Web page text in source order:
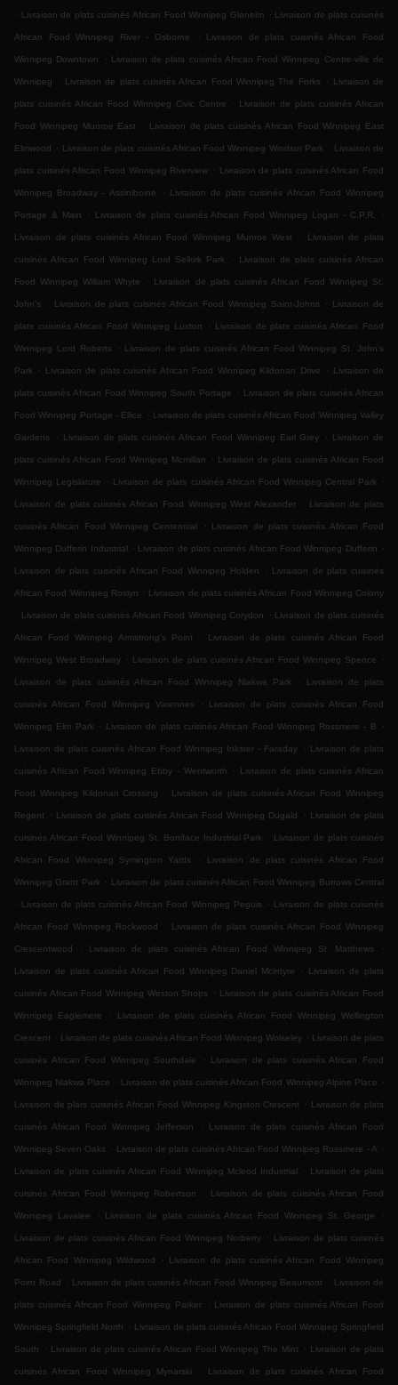
. Livraison de plats cuisinés African Food Winnipeg Glenelm . Livraison de plats cuisinés
African Food Winnipeg River - Osborne . Livraison de plats cuisinés African Food
Winnipeg Downtown . Livraison de plats cuisinés African Food Winnipeg Centre-ville de
Winnipeg . Livraison de plats cuisinés African Food Winnipeg The Forks . Livraison de
plats cuisinés African Food Winnipeg Civic Centre . Livraison de plats cuisinés African
Food Winnipeg Munroe East . Livraison de plats cuisinés African Food Winnipeg East
Elmwood . Livraison de plats cuisinés African Food Winnipeg Windsor Park . Livraison de
plats cuisinés African Food Winnipeg Riverview . Livraison de plats cuisinés African Food
Winnipeg Broadway - Assiniboine . Livraison de plats cuisinés African Food Winnipeg
Portage & Main . Livraison de plats cuisinés African Food Winnipeg Logan - C.P.R. .
Livraison de plats cuisinés African Food Winnipeg Munroe West . Livraison de plats
cuisinés African Food Winnipeg Lord Selkirk Park . Livraison de plats cuisinés African
Food Winnipeg William Whyte . Livraison de plats cuisinés African Food Winnipeg St.
John's . Livraison de plats cuisinés African Food Winnipeg Saint-Johns . Livraison de
plats cuisinés African Food Winnipeg Luxton . Livraison de plats cuisinés African Food
Winnipeg Lord Roberts . Livraison de plats cuisinés African Food Winnipeg St. John's
Park . Livraison de plats cuisinés African Food Winnipeg Kildonan Drive . Livraison de
plats cuisinés African Food Winnipeg South Portage . Livraison de plats cuisinés African
Food Winnipeg Portage - Ellice . Livraison de plats cuisinés African Food Winnipeg Valley
Gardens . Livraison de plats cuisinés African Food Winnipeg Earl Grey . Livraison de
plats cuisinés African Food Winnipeg Mcmillan . Livraison de plats cuisinés African Food
Winnipeg Legislature . Livraison de plats cuisinés African Food Winnipeg Central Park .
Livraison de plats cuisinés African Food Winnipeg West Alexander . Livraison de plats
cuisinés African Food Winnipeg Centennial . Livraison de plats cuisinés African Food
Winnipeg Dufferin Industrial . Livraison de plats cuisinés African Food Winnipeg Dufferin .
Livraison de plats cuisinés African Food Winnipeg Holden . Livraison de plats cuisinés
African Food Winnipeg Roslyn . Livraison de plats cuisinés African Food Winnipeg Colony
. Livraison de plats cuisinés African Food Winnipeg Corydon . Livraison de plats cuisinés
African Food Winnipeg Armstrong's Point . Livraison de plats cuisinés African Food
Winnipeg West Broadway . Livraison de plats cuisinés African Food Winnipeg Spence .
Livraison de plats cuisinés African Food Winnipeg Niakwa Park . Livraison de plats
cuisinés African Food Winnipeg Varennes . Livraison de plats cuisinés African Food
Winnipeg Elm Park . Livraison de plats cuisinés African Food Winnipeg Rossmere - B .
Livraison de plats cuisinés African Food Winnipeg Inkster - Faraday . Livraison de plats
cuisinés African Food Winnipeg Ebby - Wentworth . Livraison de plats cuisinés African
Food Winnipeg Kildonan Crossing . Livraison de plats cuisinés African Food Winnipeg
Regent . Livraison de plats cuisinés African Food Winnipeg Dugald . Livraison de plats
cuisinés African Food Winnipeg St. Boniface Industrial Park . Livraison de plats cuisinés
African Food Winnipeg Symington Yards . Livraison de plats cuisinés African Food
Winnipeg Grant Park . Livraison de plats cuisinés African Food Winnipeg Burrows Central
. Livraison de plats cuisinés African Food Winnipeg Peguis . Livraison de plats cuisinés
African Food Winnipeg Rockwood . Livraison de plats cuisinés African Food Winnipeg
Crescentwood . Livraison de plats cuisinés African Food Winnipeg St. Matthews .
Livraison de plats cuisinés African Food Winnipeg Daniel Mcintyre . Livraison de plats
cuisinés African Food Winnipeg Weston Shops . Livraison de plats cuisinés African Food
Winnipeg Eaglemere . Livraison de plats cuisinés African Food Winnipeg Wellington
Crescent . Livraison de plats cuisinés African Food Winnipeg Wolseley . Livraison de plats
cuisinés African Food Winnipeg Southdale . Livraison de plats cuisinés African Food
Winnipeg Niakwa Place . Livraison de plats cuisinés African Food Winnipeg Alpine Place .
Livraison de plats cuisinés African Food Winnipeg Kingston Crescent . Livraison de plats
cuisinés African Food Winnipeg Jefferson . Livraison de plats cuisinés African Food
Winnipeg Seven Oaks . Livraison de plats cuisinés African Food Winnipeg Rossmere - A .
Livraison de plats cuisinés African Food Winnipeg Mcleod Industrial . Livraison de plats
cuisinés African Food Winnipeg Robertson . Livraison de plats cuisinés African Food
Winnipeg Lavalee . Livraison de plats cuisinés African Food Winnipeg St. George .
Livraison de plats cuisinés African Food Winnipeg Norberry . Livraison de plats cuisinés
African Food Winnipeg Wildwood . Livraison de plats cuisinés African Food Winnipeg
Point Road . Livraison de plats cuisinés African Food Winnipeg Beaumont . Livraison de
plats cuisinés African Food Winnipeg Parker . Livraison de plats cuisinés African Food
Winnipeg Springfield North . Livraison de plats cuisinés African Food Winnipeg Springfield
South . Livraison de plats cuisinés African Food Winnipeg The Mint . Livraison de plats
cuisinés African Food Winnipeg Mynarski . Livraison de plats cuisinés African Food